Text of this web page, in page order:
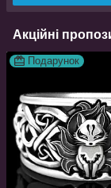
Акційні
Подарунок